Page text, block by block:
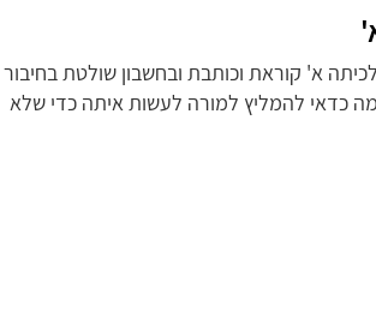
א' קוראת וכותבת ובחשבון שולטת בחיבור
מה כדאי להמליץ למורה לעשות איתה כדי שלא